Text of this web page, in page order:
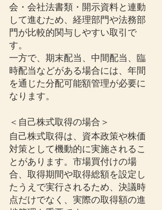
会・会社法書類・開示資料と連動
して進むため、経理部門や法務部
門が比較的関与しやすい取引で
す。
一方で、期末配当、中間配当、臨
時配当などがある場合には、年間
を通じた分配可能額管理が必要に
なります。
＜自己株式取得の場合＞
自己株式取得は、資本政策や株価
対策として機動的に実施されるこ
とがあります。市場買付けの場
合、取得期間や取得総額を設定し
たうえで実行されるため、決議時
点だけでなく、実際の取得額の進